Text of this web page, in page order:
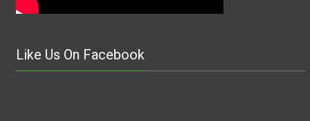
Like Us On Facebook